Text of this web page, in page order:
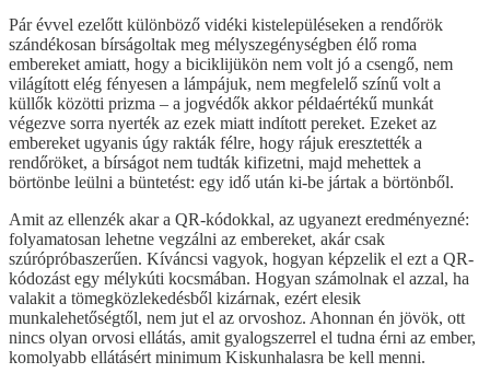
Pár évvel ezelőtt különböző vidéki kistelepüléseken a rendőrök
szándékosan bírságoltak meg mélyszegénységben élő roma
embereket amiatt, hogy a biciklijükön nem volt jó a csengő, nem
világított elég fényesen a lámpájuk, nem megfelelő színű volt a
küllők közötti prizma – a jogvédők akkor példaértékű munkát
végezve sorra nyerték az ezek miatt indított pereket. Ezeket az
embereket ugyanis úgy rakták félre, hogy rájuk eresztették a
rendőröket, a bírságot nem tudták kifizetni, majd mehettek a
börtönbe leülni a büntetést: egy idő után ki-be jártak a börtönből.
Amit az ellenzék akar a QR-kódokkal, az ugyanezt eredményezné:
folyamatosan lehetne vegzálni az embereket, akár csak
szúrópróbaszerűen. Kíváncsi vagyok, hogyan képzelik el ezt a QR-
kódozást egy mélykúti kocsmában. Hogyan számolnak el azzal, ha
valakit a tömegközlekedésből kizárnak, ezért elesik
munkalehetőségtől, nem jut el az orvoshoz. Ahonnan én jövök, ott
nincs olyan orvosi ellátás, amit gyalogszerrel el tudna érni az ember,
komolyabb ellátásért minimum Kiskunhalasra be kell menni.